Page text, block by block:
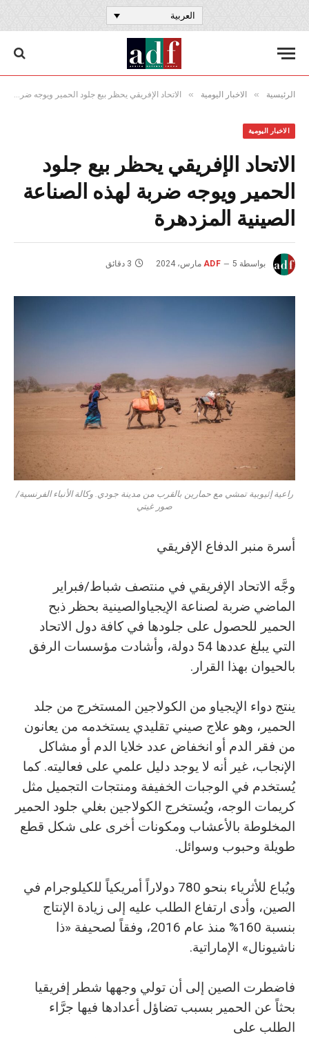
العربية
الرئيسية » الاخبار اليومية » الاتحاد الإفريقي يحظر بيع جلود الحمير ويوجه ضربة لهذه الصناعة الصينية المزدهرة
الاخبار اليومية
الاتحاد الإفريقي يحظر بيع جلود
الحمير ويوجه ضربة لهذه الصناعة
الصينية المزدهرة
بواسطة ADF 5 مارس، 2024 3 دقائق
راعية إثيوبية تمشي مع حمارين بالقرب من مدينة جودي. وكالة الأنباء الفرنسية/
صور غيتي
أسرة منبر الدفاع الإفريقي
وجَّه الاتحاد الإفريقي في منتصف شباط/فبراير
الماضي ضربة لصناعة الإيجياوالصينية بحظر ذبح
الحمير للحصول على جلودها في كافة دول الاتحاد
التي يبلغ عددها 54 دولة، وأشادت مؤسسات الرفق
بالحيوان بهذا القرار.
ينتج دواء الإيجياو من الكولاجين المستخرج من جلد
الحمير، وهو علاج صيني تقليدي يستخدمه من يعانون
من فقر الدم أو انخفاض عدد خلايا الدم أو مشاكل
الإنجاب، غير أنه لا يوجد دليل علمي على فعاليته. كما
يُستخدم في الوجبات الخفيفة ومنتجات التجميل مثل
كريمات الوجه، ويُستخرج الكولاجين بغلي جلود الحمير
المخلوطة بالأعشاب ومكونات أخرى على شكل قطع
طويلة وحبوب وسوائل.
ويُباع للأثرياء بنحو 780 دولاراً أمريكياً للكيلوجرام في
الصين، وأدى ارتفاع الطلب عليه إلى زيادة الإنتاج
بنسبة 160% منذ عام 2016، وفقاً لصحيفة «ذا
ناشيونال» الإماراتية.
فاضطرت الصين إلى أن تولي وجهها شطر إفريقيا
بحثاً عن الحمير بسبب تضاؤل أعدادها فيها جرَّاء
الطلب على